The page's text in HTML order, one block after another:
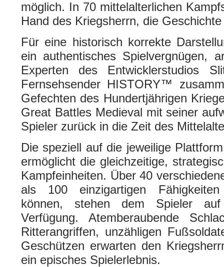
möglich. In 70 mittelalterlichen
Hand des Kriegsherrn, die
Für eine historisch korrekte
ein authentisches Spielvergnügen,
Experten des Entwicklerstudios
Fernsehsender HISTORY™
Gefechten des Hundertjährigen
Great Battles Medieval mit seiner
Spieler zurück in die Zeit des
Die speziell auf die jeweilige
ermöglicht die gleichzeitige,
Kampfeinheiten. Über 40
als 100 einzigartigen
können, stehen dem Spieler
Verfügung. Atemberaubende
Ritterangriffen, unzähligen
Geschützen erwarten den
ein episches Spielerlebnis.